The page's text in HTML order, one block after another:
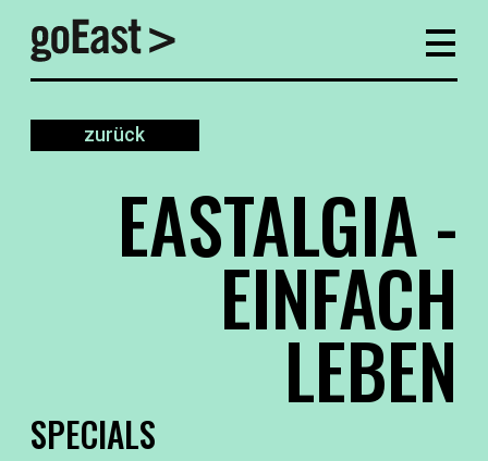
zurück
EASTALGIA -
EINFACH
LEBEN
SPECIALS